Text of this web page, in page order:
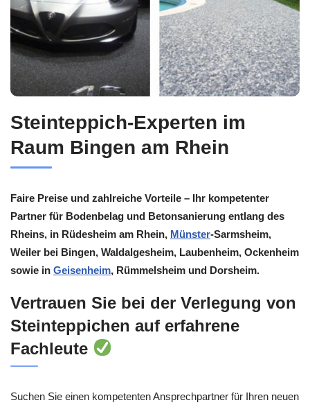
Steinteppich-Experten im
Raum Bingen am Rhein
Faire Preise und zahlreiche Vorteile – Ihr kompetenter
Partner für Bodenbelag und Betonsanierung entlang des
Rheins, in Rüdesheim am Rhein, Münster-Sarmsheim,
Weiler bei Bingen, Waldalgesheim, Laubenheim, Ockenheim
sowie in Geisenheim, Rümmelsheim und Dorsheim.
Vertrauen Sie bei der Verlegung von
Steinteppichen auf erfahrene
Fachleute
Suchen Sie einen kompetenten Ansprechpartner für Ihren neuen